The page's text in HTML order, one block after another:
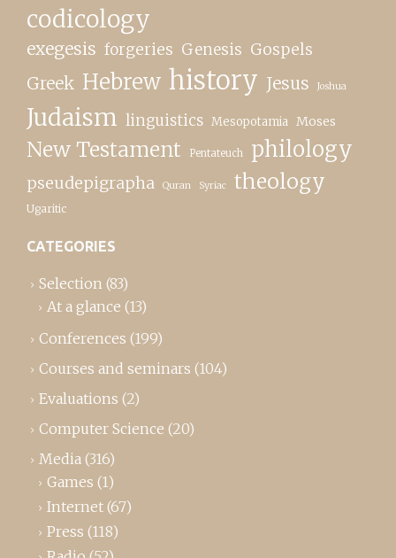
codicology
exegesis forgeries Genesis Gospels
Greek Hebrew history Jesus Joshua
Judaism linguistics Mesopotamia Moses
New Testament Pentateuch philology
pseudepigrapha Quran Syriac theology
Ugaritic
CATEGORIES
Selection (83)
At a glance (13)
Conferences (199)
Courses and seminars (104)
Evaluations (2)
Computer Science (20)
Media (316)
Games (1)
Internet (67)
Press (118)